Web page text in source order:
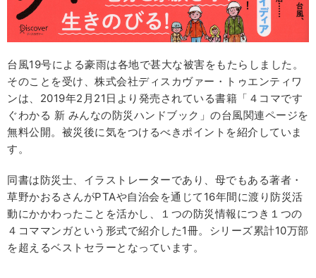
台風19号による豪雨は各地で甚大な被害をもたらしました。
そのことを受け、株式会社ディスカヴァー・トゥエンティワ
ンは、2019年2月21日より発売されている書籍「４コマです
ぐわかる 新 みんなの防災ハンドブック」の台風関連ページを
無料公開。被災後に気をつけるべきポイントを紹介していま
す。
同書は防災士、イラストレーターであり、母でもある著者・
草野かおるさんがPTAや自治会を通じて16年間に渡り防災活
動にかかわったことを活かし、１つの防災情報につき１つの
４コママンガという形式で紹介した1冊。シリーズ累計10万部
を超えるベストセラーとなっています。